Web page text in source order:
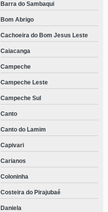
Barra do Sambaqui
Bom Abrigo
Cachoeira do Bom Jesus Leste
Caiacanga
Campeche
Campeche Leste
Campeche Sul
Canto
Canto do Lamim
Capivari
Carianos
Coloninha
Costeira do Pirajubaé
Daniela